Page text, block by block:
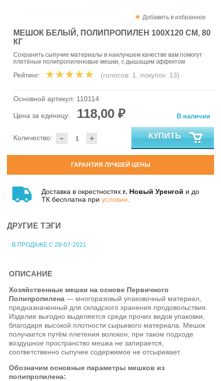
Добавить в избранное
МЕШОК БЕЛЫЙ, ПОЛИПРОПИЛЕН 100X120 СМ, 80
КГ
Сохранить сыпучие материалы в наилучшем качестве вам помогут
плетёные полипропиленовые мешки, с дышащим эффектом
Рейтинг: (голосов: 1, покупок: 13)
Основной артикул: 110114
Цена за единицу: 118,00 ₽
- +
Количество:
В наличии
КУПИТЬ
ГАРАНТИЯ ЛУЧШЕЙ ЦЕНЫ
Доставка в окрестностях г. Новый Уренгой и до
ТК бесплатна при условии
ДРУГИЕ ТЭГИ
В ПРОДАЖЕ С 28-07-2021
ОПИСАНИЕ
Хозяйственные мешки на основе Первичного
Полипропилена — многоразовый упаковочный материал,
предназначенный для складского хранения продовольствия.
Изделие выгодно выделяется среди прочих видов упаковки,
благодаря высокой плотности сырьевого материала. Мешок
получается путём плетения волокон, при таком подходе
воздушное пространство мешка не запирается,
соответственно сыпучее содержимое не отсыревает.
Обозначим основные параметры мешков из
полипропилена: